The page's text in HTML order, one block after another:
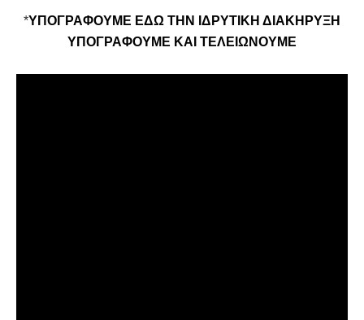
*ΥΠΟΓΡΑΦΟΥΜΕ ΕΔΩ ΤΗΝ ΙΔΡΥΤΙΚΗ ΔΙΑΚΗΡΥΞΗ
ΥΠΟΓΡΑΦΟΥΜΕ ΚΑΙ ΤΕΛΕΙΩΝΟΥΜΕ